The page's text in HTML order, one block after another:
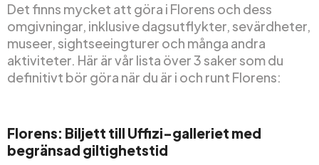
Det finns mycket att göra i Florens och dess
omgivningar, inklusive dagsutflykter, sevärdheter,
museer, sightseeingturer och många andra
aktiviteter. Här är vår lista över 3 saker som du
definitivt bör göra när du är i och runt Florens:
Florens: Biljett till Uffizi-galleriet med
begränsad giltighetstid